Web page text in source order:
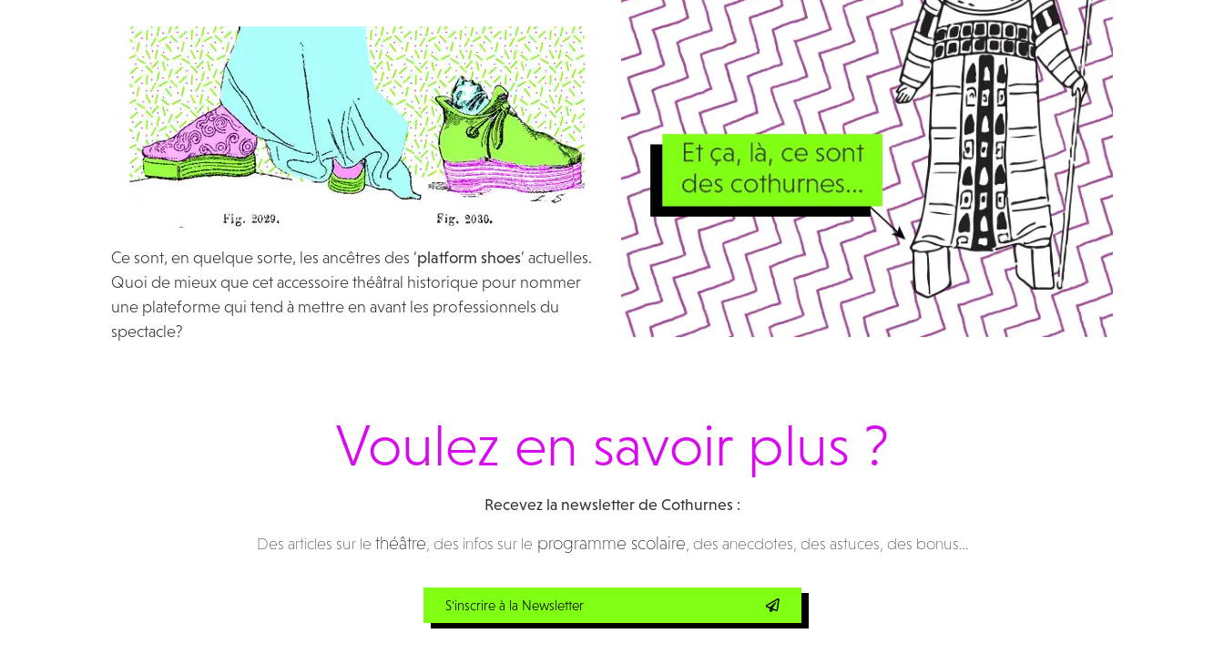
Ce sont, en quelque sorte, les ancêtres des ‘platform shoes’ actuelles.
Quoi de mieux que cet accessoire théâtral historique pour nommer
une plateforme qui tend à mettre en avant les professionnels du
spectacle?
Voulez en savoir plus ?
Recevez la newsletter de Cothurnes :
Des articles sur le théâtre , des infos sur leprogramme scolaire , des anecdotes, des astuces, des bonus…
S'inscrire à la Newsletter